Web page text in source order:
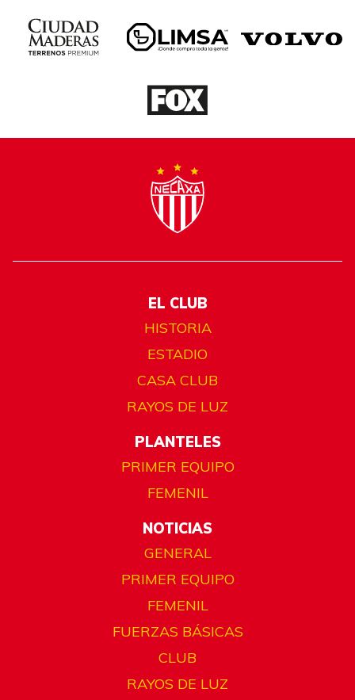
EL CLUB
HISTORIA
ESTADIO
CASA CLUB
RAYOS DE LUZ
PLANTELES
PRIMER EQUIPO
FEMENIL
NOTICIAS
GENERAL
PRIMER EQUIPO
FEMENIL
FUERZAS BÁSICAS
CLUB
RAYOS DE LUZ